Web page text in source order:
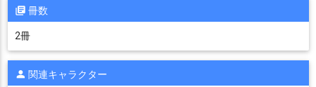
冊数
2冊
関連キャラクター